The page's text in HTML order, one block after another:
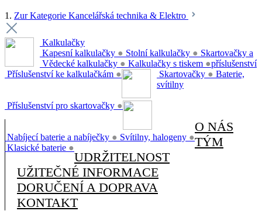
1. Zur Kategorie Kancelářská technika & Elektro
Kalkulačky
Kapesní kalkulačky ● Stolní kalkulačky ●
Vědecké kalkulačky ● Kalkulačky s tiskem ●
Příslušenství ke kalkulačkám ●
Skartovačky a
příslušenství
Skartovačky ●
Příslušenství pro skartovačky ●
Baterie,
svítilny
Nabíjecí baterie a nabíječky ● Svítilny, halogeny ●
Klasické baterie ●
O NÁS
TÝM
UDRŽITELNOST
UŽITEČNÉ INFORMACE
DORUČENÍ A DOPRAVA
KONTAKT